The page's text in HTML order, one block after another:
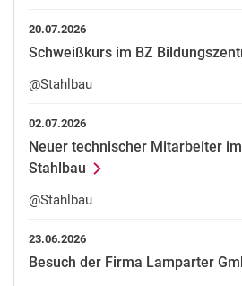
20.07.2026
Schweißkurs im BZ
@Stahlbau
02.07.2026
Neuer technischer Mitarbeiter
Stahlbau
@Stahlbau
23.06.2026
Besuch der Firma Lamparter